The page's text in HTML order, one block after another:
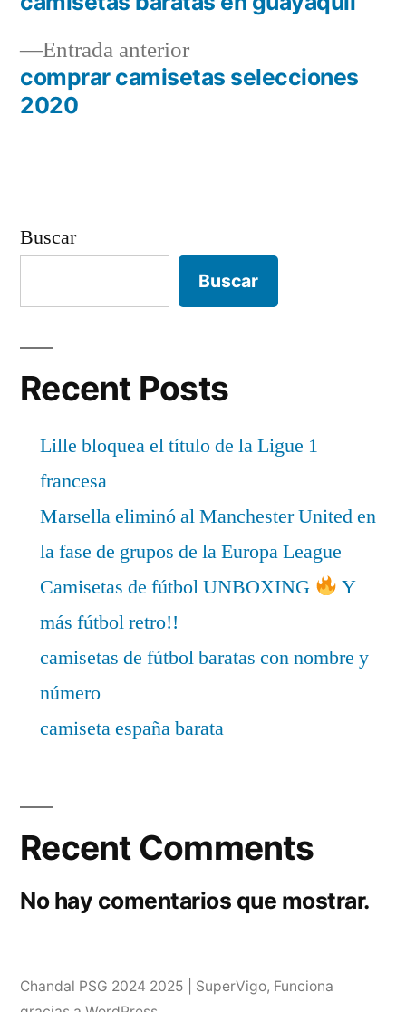
Navegación
de
entradas
Entrada anteriorEntrada
anterior:
comprar camisetas selecciones
2020
Buscar
Buscar
Recent Posts
Lille bloquea el título de la Ligue 1
francesa
Marsella eliminó al Manchester United en
la fase de grupos de la Europa League
Camisetas de fútbol UNBOXING
Y
más fútbol retro!!
camisetas de fútbol baratas con nombre y
número
camiseta españa barata
Recent Comments
No hay comentarios que mostrar.
Chandal PSG 2024 2025 | SuperVigo, Funciona